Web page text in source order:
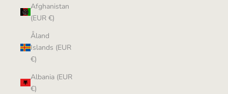
Afghanistan
(EUR €)
Åland
Islands (EUR
€)
Albania (EUR
€)